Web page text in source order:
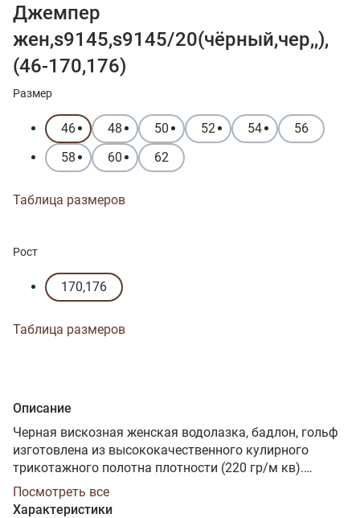
Джемпер
жен,s9145,s9145/20(чёрный,чер,,),
(46-170,176)
Размер
46 48 50 52 54
56
58
60 62
Таблица размеров
Рост
170,176
Таблица размеров
Описание
Черная вискозная женская водолазка, бадлон, гольф
изготовлена из высококачественного кулирного
трикотажного полотна плотности (220 гр/м кв).
Наличие в его составе 92% вискозы делают такое
полотно мягким, шелковистым, гигроскопичным,
Посмотреть все
Характеристики